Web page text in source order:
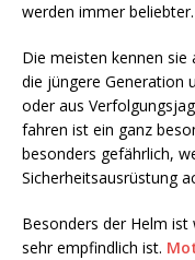
werden immer beliebter.
Die meisten kennen sie
die jüngere Generation
oder aus
fahren ist ein ganz
besonders gefährlich,
Sicherheitsausrüstung
Besonders der Helm
sehr empfindlich ist.